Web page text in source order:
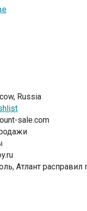
Russia
sale.com
Атлант расправил